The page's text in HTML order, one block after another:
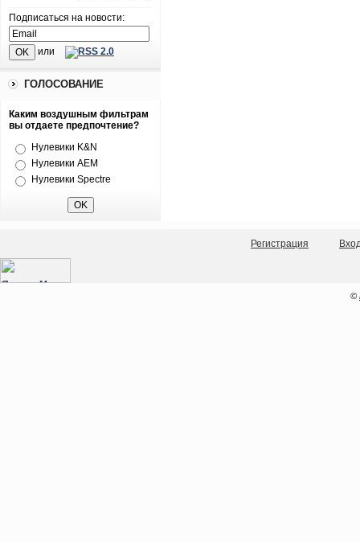
Подписаться на новости:
или
ГОЛОСОВАНИЕ
Каким воздушным фильтрам
вы отдаете предпочтение?
Нулевики K&N
Нулевики AEM
Нулевики Spectre
Регистрация
©